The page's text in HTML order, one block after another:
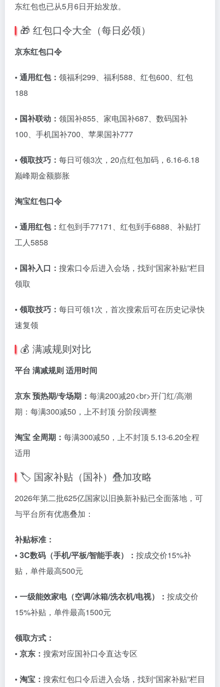
东红包也已从5月6日开始发放。
🎁 红包口令大全（每日必领）
京东红包口令
• 通用红包： 领福利299、福利588、红包600、红包
188
• 国补联动： 领国补855、家电国补687、数码国补
100、手机国补700、苹果国补777
• 领取技巧： 每日可领3次，20点红包加码，6.16-6.18
巅峰期金额膨胀
淘宝红包口令
• 通用红包： 红包到手77171、红包到手6888、补贴打
工人5858
• 国补入口： 搜索口令后进入会场，找到“国家补贴”栏目
领取
• 领取技巧： 每日可领1次，首次搜索后可在历史记录快
速复领
💰 满减规则对比
平台 满减规则 适用时间
京东 预热期/专场期： 每满200减20<br>开门红/高潮
期：每满300减50，上不封顶 分阶段调整
淘宝 全周期： 每满300减50，上不封顶 5.13-6.20全程
适用
🏷️ 国家补贴（国补）叠加攻略
2026年第二批625亿国家以旧换新补贴已全面落地，可
与平台所有优惠叠加：
补贴标准：
• 3C数码（手机/平板/智能手表）： 按成交价15%补
贴，单件最高500元
• 一级能效家电（空调/冰箱/洗衣机/电视）： 按成交价
15%补贴，单件最高1500元
领取方式：
• 京东： 搜索对应国补口令直达专区
• 淘宝： 搜索红包口令后进入会场，找到“国家补贴”栏目